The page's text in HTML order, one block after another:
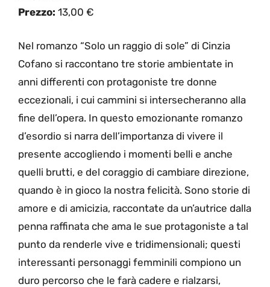
Prezzo: 13,00 €
Nel romanzo “Solo un raggio di sole” di Cinzia
Cofano si raccontano tre storie ambientate in
anni differenti con protagoniste tre donne
eccezionali, i cui cammini si intersecheranno alla
fine dell’opera. In questo emozionante romanzo
d’esordio si narra dell’importanza di vivere il
presente accogliendo i momenti belli e anche
quelli brutti, e del coraggio di cambiare direzione,
quando è in gioco la nostra felicità. Sono storie di
amore e di amicizia, raccontate da un’autrice dalla
penna raffinata che ama le sue protagoniste a tal
punto da renderle vive e tridimensionali; questi
interessanti personaggi femminili compiono un
duro percorso che le farà cadere e rialzarsi,